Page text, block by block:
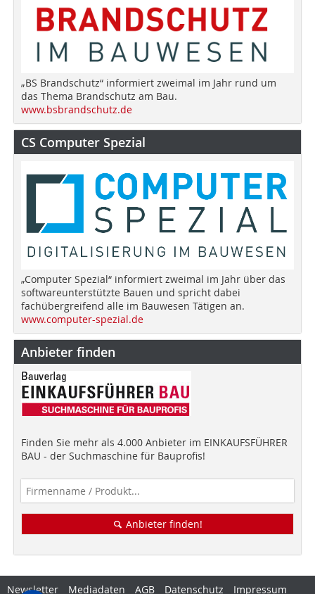
„BS Brandschutz“ informiert zweimal im Jahr rund um
das Thema Brandschutz am Bau.
www.bsbrandschutz.de
CS Computer Spezial
„Computer Spezial“ informiert zweimal im Jahr über das
softwareunterstützte Bauen und spricht dabei
fachübergreifend alle im Bauwesen Tätigen an.
www.computer-spezial.de
Anbieter finden
Finden Sie mehr als 4.000 Anbieter im EINKAUFSFÜHRER
BAU - der Suchmaschine für Bauprofis!
Anbieter finden!
Newsletter Mediadaten AGB Datenschutz Impressum